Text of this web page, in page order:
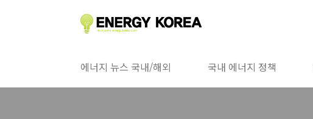
에너지 뉴스 국내/해외 국내 에너지 정책